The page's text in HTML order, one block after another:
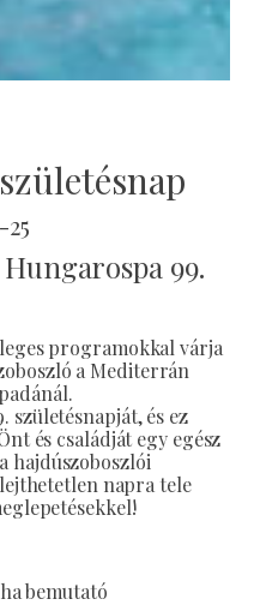
99.
programokkal várja
a Mediterrán
születésnapját, és ez
és családját egy egész
hajdúszoboszlói
napra tele
bemutató